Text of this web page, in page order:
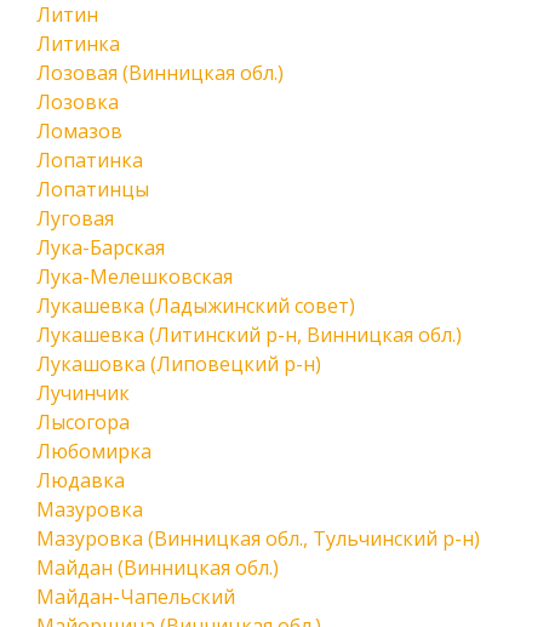
Литин
Литинка
Лозовая (Винницкая обл.)
Лозовка
Ломазов
Лопатинка
Лопатинцы
Луговая
Лука-Барская
Лука-Мелешковская
Лукашевка (Ладыжинский совет)
Лукашевка (Литинский р-н, Винницкая обл.)
Лукашовка (Липовецкий р-н)
Лучинчик
Лысогора
Любомирка
Людавка
Мазуровка
Мазуровка (Винницкая обл., Тульчинский р-н)
Майдан (Винницкая обл.)
Майдан-Чапельский